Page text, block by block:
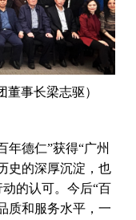
董事长梁志驱）
年德仁”获得“广州
史的深厚沉淀，也
的认可。今后“百
质和服务水平，一